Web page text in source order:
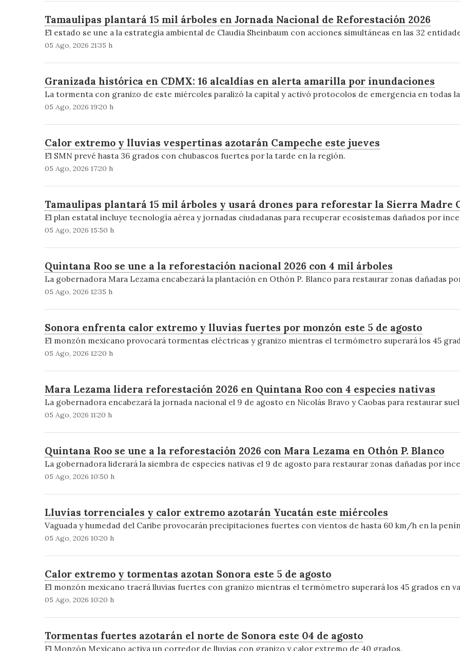
Tamaulipas plantará 15 mil árboles en Jornada Nacional de Reforestación 2026
El estado se une a la estrategia ambiental de Claudia Sheinbaum con acciones simultáneas en las 32
05 Ago, 2026 21:35 h
Granizada histórica en CDMX: 16 alcaldías en alerta amarilla por inundaciones
La tormenta con granizo de este miércoles paralizó la capital y activó protocolos de emergencia en todas
05 Ago, 2026 19:20 h
Calor extremo y lluvias vespertinas azotarán Campeche este jueves
El SMN prevé hasta 36 grados con chubascos fuertes por la tarde en la región.
05 Ago, 2026 17:20 h
Tamaulipas plantará 15 mil árboles y usará drones para reforestar la Sierra Madre
El plan estatal incluye tecnología aérea y jornadas ciudadanas para recuperar ecosistemas dañados por
05 Ago, 2026 15:50 h
Quintana Roo se une a la reforestación nacional 2026 con 4 mil árboles
La gobernadora Mara Lezama encabezará la plantación en Othón P. Blanco para restaurar zonas dañadas
05 Ago, 2026 12:35 h
Sonora enfrenta calor extremo y lluvias fuertes por monzón este 5 de agosto
El monzón mexicano provocará tormentas eléctricas y granizo mientras el termómetro superará los 45
05 Ago, 2026 12:20 h
Mara Lezama lidera reforestación 2026 en Quintana Roo con 4 especies nativas
La gobernadora encabezará la jornada nacional el 9 de agosto en Nicolás Bravo y Caobas para restaurar
05 Ago, 2026 11:20 h
Quintana Roo se une a la reforestación 2026 con Mara Lezama en Othón P. Blanco
La gobernadora liderará la siembra de especies nativas el 9 de agosto para restaurar zonas dañadas por
05 Ago, 2026 10:50 h
Lluvias torrenciales y calor extremo azotarán Yucatán este miércoles
Vaguada y humedad del Caribe provocarán precipitaciones fuertes con vientos de hasta 60 km/h en la
05 Ago, 2026 10:20 h
Calor extremo y tormentas azotan Sonora este 5 de agosto
El monzón mexicano traerá lluvias fuertes con granizo mientras el termómetro superará los 45 grados en
05 Ago, 2026 10:20 h
Tormentas fuertes azotarán el norte de Sonora este 04 de agosto
El Monzón Mexicano activa un corredor de lluvias con granizo y calor extremo de 40 grados.